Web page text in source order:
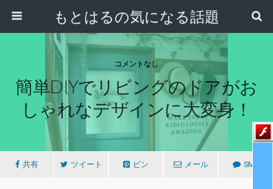
もとはるの気になる話題
コメントなし
簡単DIYでリビングのドアがお
しゃれなデザインに大変身！
共有 ツイート ピン メール SMS